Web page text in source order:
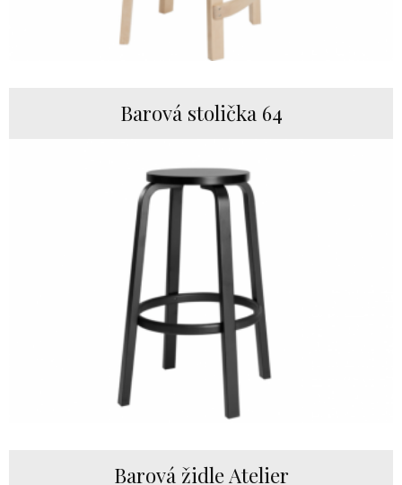
Barová stolička 64
Barová židle Atelier